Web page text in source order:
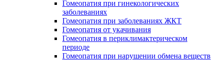
Гомеопатия при гинекологических
заболеваниях
Гомеопатия при заболеваниях ЖКТ
Гомеопатия от укачивания
Гомеопатия в периклимактерическом
периоде
Гомеопатия при нарушении обмена веществ